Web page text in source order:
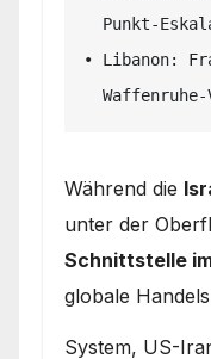
• Libanon:
Während die
unter der
Schnittstelle
globale
System, US-